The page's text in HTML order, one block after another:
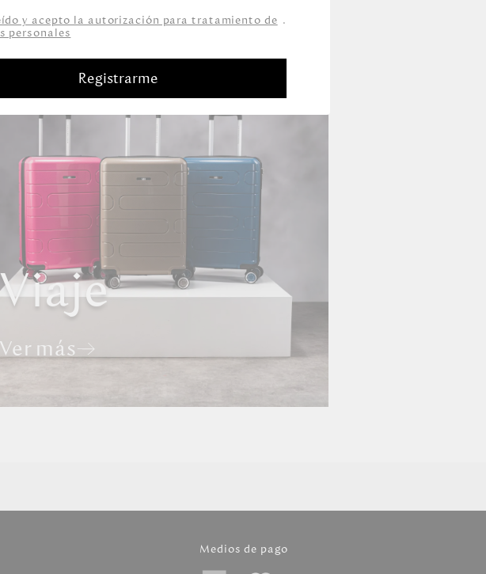
Ver más
Medios de pago
y acepto la autorización para tratamiento de
personales
.
Registrarme